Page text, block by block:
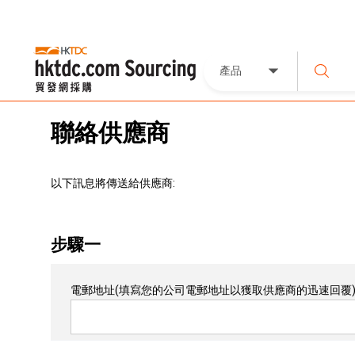
產品
聯絡供應商
以下訊息將傳送給供應商:
步驟一
電郵地址(填寫您的公司電郵地址以獲取供應商的迅速回覆)